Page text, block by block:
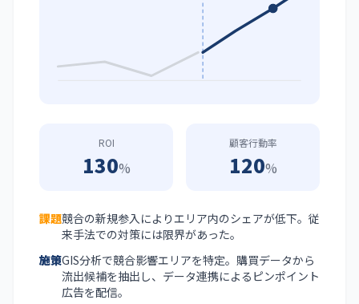
ROI
130%
顧客行動率
120%
課題競合の新規参入によりエリア内のシェアが低下。従
来手法での対策には限界があった。
施策GIS分析で競合影響エリアを特定。購買データから
流出候補を抽出し、データ連携によるピンポイント
広告を配信。